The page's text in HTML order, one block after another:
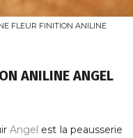
FLEUR FINITION ANILINE
ANILINE ANGEL
Angel est la peausserie